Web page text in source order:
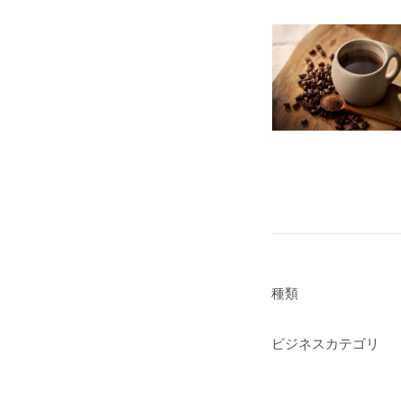
種類
ビジネスカテゴリ